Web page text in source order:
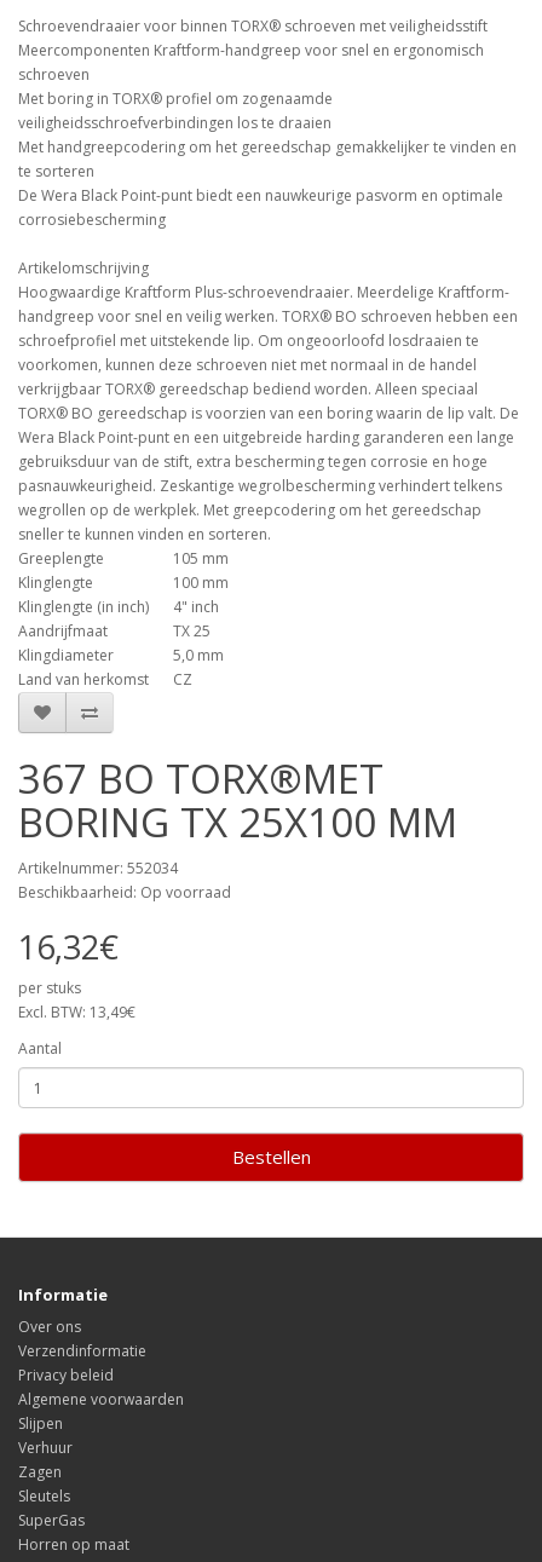
Schroevendraaier voor binnen TORX® schroeven met veiligheidsstift
Meercomponenten Kraftform-handgreep voor snel en ergonomisch
schroeven
Met boring in TORX® profiel om zogenaamde
veiligheidsschroefverbindingen los te draaien
Met handgreepcodering om het gereedschap gemakkelijker te vinden en
te sorteren
De Wera Black Point-punt biedt een nauwkeurige pasvorm en optimale
corrosiebescherming
Artikelomschrijving
Hoogwaardige Kraftform Plus-schroevendraaier. Meerdelige Kraftform-
handgreep voor snel en veilig werken. TORX® BO schroeven hebben een
schroefprofiel met uitstekende lip. Om ongeoorloofd losdraaien te
voorkomen, kunnen deze schroeven niet met normaal in de handel
verkrijgbaar TORX® gereedschap bediend worden. Alleen speciaal
TORX® BO gereedschap is voorzien van een boring waarin de lip valt. De
Wera Black Point-punt en een uitgebreide harding garanderen een lange
gebruiksduur van de stift, extra bescherming tegen corrosie en hoge
pasnauwkeurigheid. Zeskantige wegrolbescherming verhindert telkens
wegrollen op de werkplek. Met greepcodering om het gereedschap
sneller te kunnen vinden en sorteren.
Greeplengte
105 mm
Klinglengte
100 mm
Klinglengte (in inch)
4" inch
Aandrijfmaat
TX 25
Klingdiameter
5,0 mm
Land van herkomst
CZ
367 BO TORX®MET
BORING TX 25X100 MM
Artikelnummer: 552034
Beschikbaarheid: Op voorraad
16,32€
per stuks
Excl. BTW: 13,49€
Aantal
Bestellen
Informatie
Over ons
Verzendinformatie
Privacy beleid
Algemene voorwaarden
Slijpen
Verhuur
Zagen
Sleutels
SuperGas
Horren op maat